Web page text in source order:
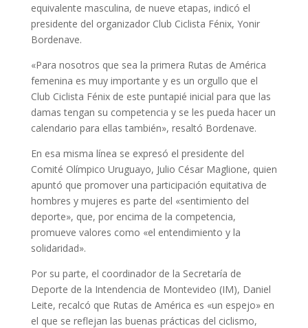
equivalente masculina, de nueve etapas, indicó el
presidente del organizador Club Ciclista Fénix, Yonir
Bordenave.
«Para nosotros que sea la primera Rutas de América
femenina es muy importante y es un orgullo que el
Club Ciclista Fénix de este puntapié inicial para que las
damas tengan su competencia y se les pueda hacer un
calendario para ellas también», resaltó Bordenave.
En esa misma línea se expresó el presidente del
Comité Olímpico Uruguayo, Julio César Maglione, quien
apuntó que promover una participación equitativa de
hombres y mujeres es parte del «sentimiento del
deporte», que, por encima de la competencia,
promueve valores como «el entendimiento y la
solidaridad».
Por su parte, el coordinador de la Secretaría de
Deporte de la Intendencia de Montevideo (IM), Daniel
Leite, recalcó que Rutas de América es «un espejo» en
el que se reflejan las buenas prácticas del ciclismo,